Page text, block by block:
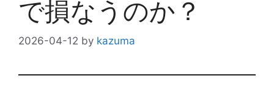
で損なうのか？
2026-04-12 by kazuma